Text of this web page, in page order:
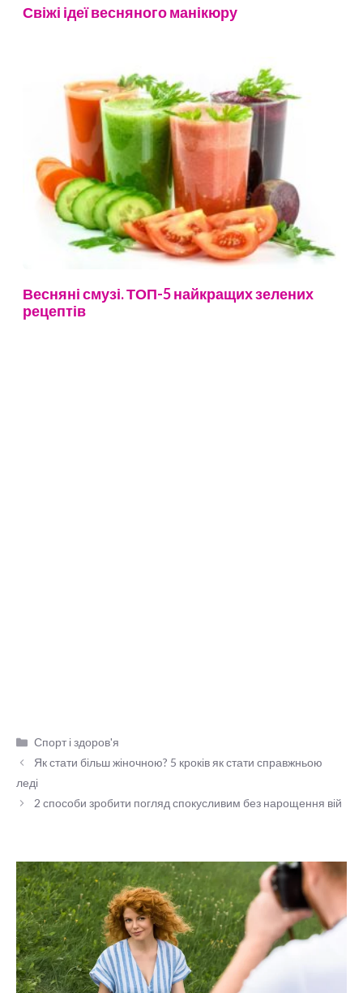
Свіжі ідеї весняного манікюру
Весняні смузі. ТОП-5 найкращих зелених
рецептів
Категорії
Спорт і здоров'я
Як стати більш жіночною? 5 кроків як стати справжньою
леді
2 способи зробити погляд спокусливим без нарощення вій